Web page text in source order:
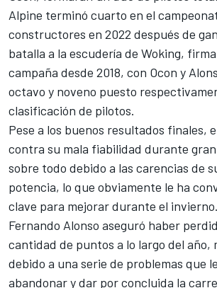
Alpine terminó cuarto en el
constructores en 2022 después de
batalla a la escudería de Woking,
campaña desde 2018, con Ocon y
octavo y noveno puesto
clasificación de pilotos.
Pese a los buenos resultados finales,
contra su mala fiabilidad durante
sobre todo debido a las carencias de
potencia, lo que obviamente le ha
clave para mejorar durante el invierno.
Fernando Alonso aseguró haber
cantidad de puntos a lo largo del año,
debido a una serie de problemas que
abandonar y dar por concluida la